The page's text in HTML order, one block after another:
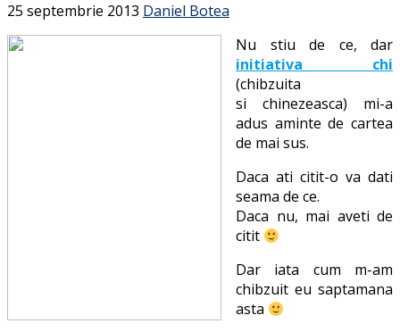
25 septembrie 2013 Daniel Botea
Nu stiu de ce, dar
initiativa chi
(chibzuita
si chinezeasca) mi-a
adus aminte de cartea
de mai sus.
Daca ati citit-o va dati
seama de ce.
Daca nu, mai aveti de
citit
Dar iata cum m-am
chibzuit eu saptamana
asta